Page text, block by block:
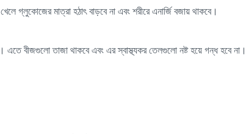
গ্লুকোজের মাত্রা হঠাৎ বাড়বে না এবং শরীরে এনার্জি বজায় থাকবে।
এতে বীজগুলো তাজা থাকবে এবং এর স্বাস্থ্যকর তেলগুলো নষ্ট হয়ে গন্ধ হবে না।